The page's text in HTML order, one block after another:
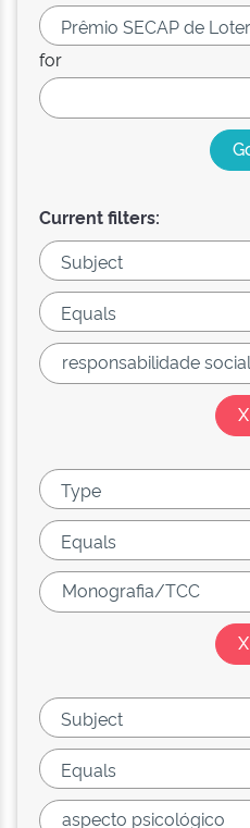
for
Current filters: